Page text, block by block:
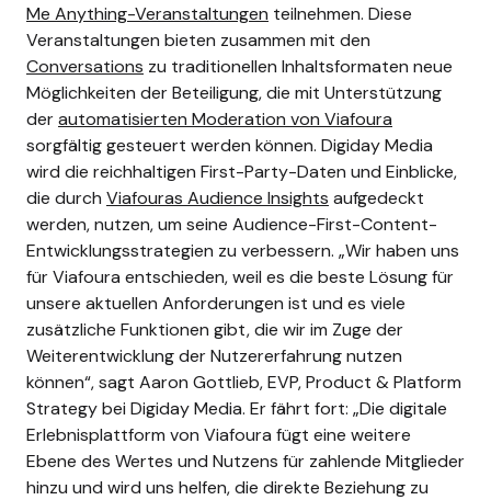
Me Anything-Veranstaltungen teilnehmen. Diese
Veranstaltungen bieten zusammen mit den
Conversations zu traditionellen Inhaltsformaten neue
Möglichkeiten der Beteiligung, die mit Unterstützung
derautomatisierten Moderation von Viafoura
sorgfältig gesteuert werden können. Digiday Media
wird die reichhaltigen First-Party-Daten und Einblicke,
die durch Viafouras Audience Insights aufgedeckt
werden, nutzen, um seine Audience-First-Content-
Entwicklungsstrategien zu verbessern. „Wir haben uns
für Viafoura entschieden, weil es die beste Lösung für
unsere aktuellen Anforderungen ist und es viele
zusätzliche Funktionen gibt, die wir im Zuge der
Weiterentwicklung der Nutzererfahrung nutzen
können“, sagt Aaron Gottlieb, EVP, Product & Platform
Strategy bei Digiday Media. Er fährt fort: „Die digitale
Erlebnisplattform von Viafoura fügt eine weitere
Ebene des Wertes und Nutzens für zahlende Mitglieder
hinzu und wird uns helfen, die direkte Beziehung zu